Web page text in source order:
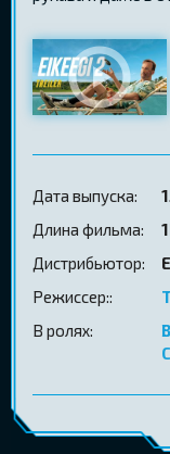
Дата выпуска:
Длина фильма:
Дистрибьютор:
Режиссер::
В ролях: